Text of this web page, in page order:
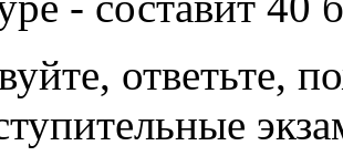
ответьте,